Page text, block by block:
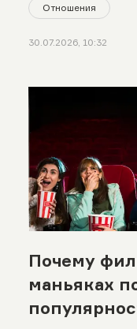
Отношения
30.07.2026, 10:32
Почему
маньяках